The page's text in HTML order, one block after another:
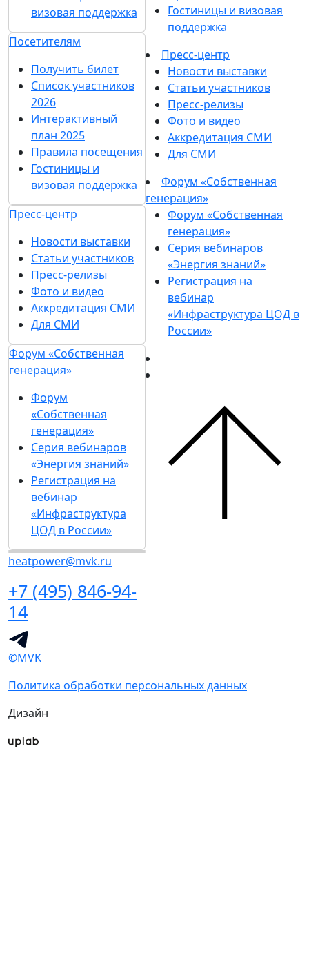
визовая поддержка
Посетителям
Получить билет
Список участников
2026
Интерактивный
план 2025
Правила посещения
Гостиницы и
визовая поддержка
Пресс-центр
Новости выставки
Статьи участников
Пресс-релизы
Фото и видео
Аккредитация СМИ
Для СМИ
Форум «Собственная
генерация»
Форум
«Собственная
генерация»
Серия вебинаров
«Энергия знаний»
Регистрация на
вебинар
«Инфраструктура
ЦОД в России»
heatpower@mvk.ru
+7 (495) 846-94-
14
Гостиницы и визовая
поддержка
Пресс-центр
Новости выставки
Статьи участников
Пресс-релизы
Фото и видео
Аккредитация СМИ
Для СМИ
Форум «Собственная
генерация»
Форум «Собственная
генерация»
Серия вебинаров
«Энергия знаний»
Регистрация на
вебинар
«Инфраструктура ЦОД в
России»
©MVK
Политика обработки персональных данных
Дизайн